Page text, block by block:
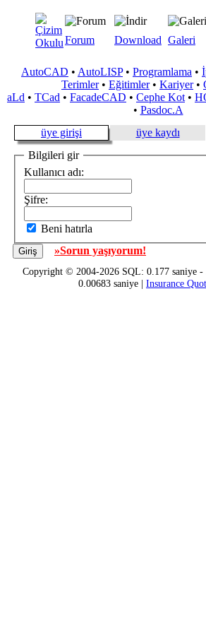
Forum Download Galeri
AutoCAD • AutoLISP• Programlama •
Terimler• Eğitimler• Kariyer•
aLd • TCad • FacadeCAD • Cephe Kot •
• Pasdoc.A
üye girişi
üye kaydı
Bilgileri gir
Kullanıcı adı:
Şifre:
Beni hatırla
»Sorun yaşıyorum!
Copyright © 2004-2026 SQL: 0.177 saniye -
0.00683 saniye | Insurance